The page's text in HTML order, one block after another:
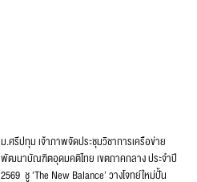
ม.ศรีปทุม เจ้าภาพจัดประชุมวิชาการเครือข่าย
พัฒนาบัณฑิตอุดมคติไทย เขตภาคกลาง ประจำปี
2569 ชู ‘The New Balance’ วางโจทย์ใหม่ปั้น